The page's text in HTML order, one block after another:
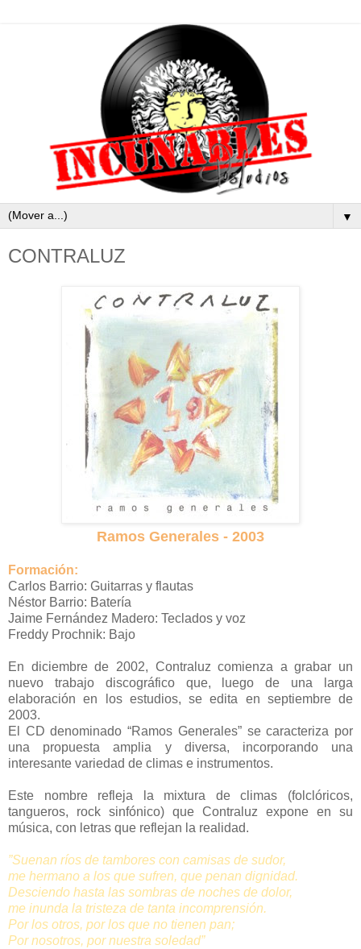
▼
CONTRALUZ
Ramos Generales - 2003
Formación:
Carlos Barrio: Guitarras y flautas
Néstor Barrio: Batería
Jaime Fernández Madero: Teclados y voz
Freddy Prochnik: Bajo
En diciembre de 2002, Contraluz comienza a grabar un
nuevo trabajo discográfico que, luego de una larga
elaboración en los estudios, se edita en septiembre de
2003.
El CD denominado “Ramos Generales” se caracteriza por
una propuesta amplia y diversa, incorporando una
interesante variedad de climas e instrumentos.
Este nombre refleja la mixtura de climas (folclóricos,
tangueros, rock sinfónico) que Contraluz expone en su
música, con letras que reflejan la realidad.
”Suenan ríos de tambores con camisas de sudor,
me hermano a los que sufren, que penan dignidad.
Desciendo hasta las sombras de noches de dolor,
me inunda la tristeza de tanta incomprensión.
Por los otros, por los que no tienen pan;
Por nosotros, por nuestra soledad”